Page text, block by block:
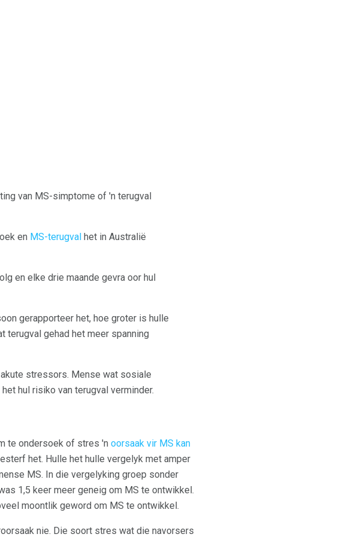
van MS-simptome of 'n terugval
en MS-terugval het in Australië
en elke drie maande gevra oor hul
gerapporteer het, hoe groter is hulle
terugval gehad het meer spanning
stressors. Mense wat sosiale
hul risiko van terugval verminder.
te ondersoek of stres 'n oorsaak vir MS kan
het. Hulle het hulle vergelyk met amper
MS. In die vergelyking groep sonder
1,5 keer meer geneig om MS te ontwikkel.
moontlik geword om MS te ontwikkel.
nie. Die soort stres wat die navorsers